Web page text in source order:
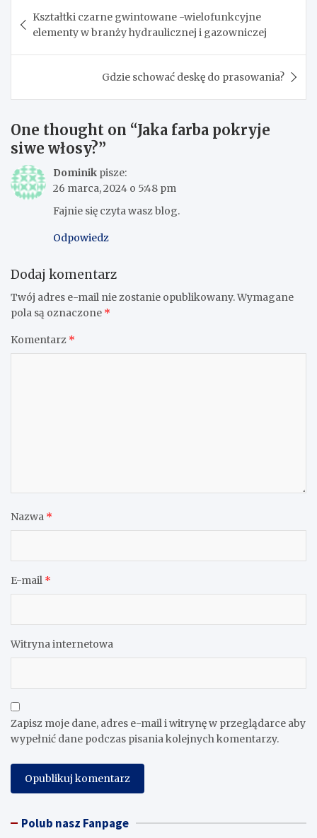
wpisu
Kształtki czarne gwintowane -wielofunkcyjne
elementy w branży hydraulicznej i gazowniczej
Gdzie schować deskę do prasowania?
One thought on “Jaka farba pokryje
siwe włosy?”
Dominik pisze:
26 marca, 2024 o 5:48 pm
Fajnie się czyta wasz blog.
Odpowiedz
Dodaj komentarz
Twój adres e-mail nie zostanie opublikowany.Wymagane
pola są oznaczone *
Komentarz *
Nazwa *
E-mail *
Witryna internetowa
Zapisz moje dane, adres e-mail i witrynę w przeglądarce aby
wypełnić dane podczas pisania kolejnych komentarzy.
Polub nasz Fanpage